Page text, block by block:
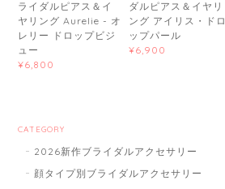
ライダルピアス＆イ
ヤリング Aurelie - オ
レリー ドロップビジ
ュー
¥6,800
ダルピアス＆イヤリ
ング アイリス・ドロ
ップパール
¥6,900
CATEGORY
2026新作ブライダルアクセサリー
顔タイプ別ブライダルアクセサリー